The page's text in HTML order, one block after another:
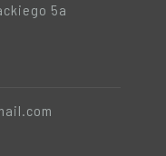
5a